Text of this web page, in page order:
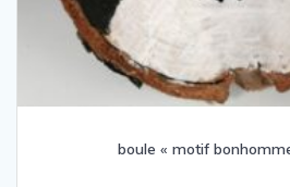
boule « motif